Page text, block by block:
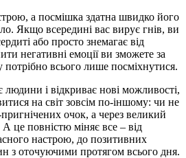
а посмішка здатна швидко його
Якщо всередині вас вирує гнів, ви
або просто знемагає від
негативні емоції ви зможете за
потрібно всього лише посміхнутися.
і відкриває нові можливості,
на світ зовсім по-іншому: чи не
пригнічених очок, а через великий
А це повністю міняє все – від
настрою, до позитивних
з оточуючими протягом всього дня.